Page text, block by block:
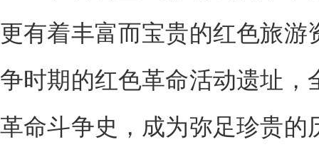
更有着丰富而宝贵的红色旅
争时期的红色革命活动遗址
革命斗争史，成为弥足珍贵的